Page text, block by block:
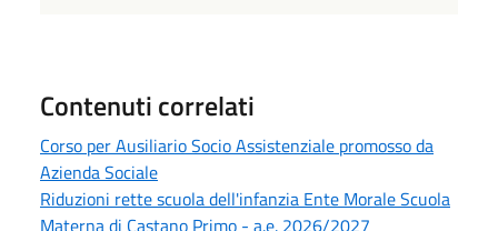
Contenuti correlati
Corso per Ausiliario Socio Assistenziale promosso da
Azienda Sociale
Riduzioni rette scuola dell'infanzia Ente Morale Scuola